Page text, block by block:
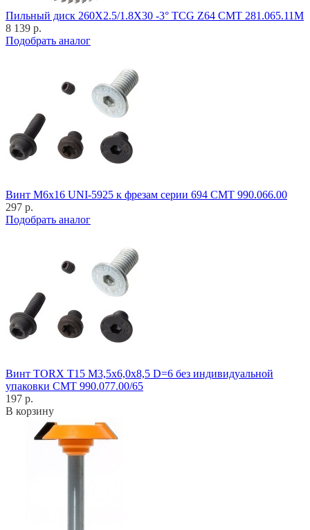
Пильный диск 260X2.5/1.8X30 -3° TCG Z64 CMT 281.065.11M
8 139 р.
Подобрать аналог
Винт M6x16 UNI-5925 к фрезам серии 694 CMT 990.066.00
297 р.
Подобрать аналог
Винт TORX T15 M3,5x6,0x8,5 D=6 без индивидуальной
упаковки CMT 990.077.00/65
197 р.
В корзину